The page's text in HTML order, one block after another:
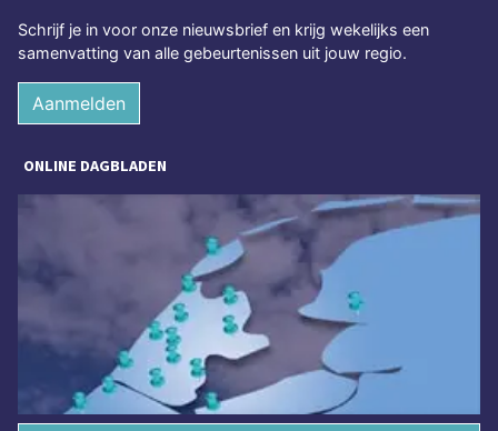
Schrijf je in voor onze nieuwsbrief en krijg wekelijks een
samenvatting van alle gebeurtenissen uit jouw regio.
Aanmelden
ONLINE DAGBLADEN